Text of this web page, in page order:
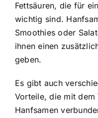
Fettsäuren, die für
wichtig sind.
Smoothies oder
ihnen einen
geben.
Es gibt auch
Vorteile, die mit dem
Hanfsamen